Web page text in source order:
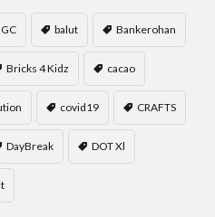
balut Bankerohan
Bricks 4 Kidz cacao
covid19 CRAFTS
DayBreak DOT Xl